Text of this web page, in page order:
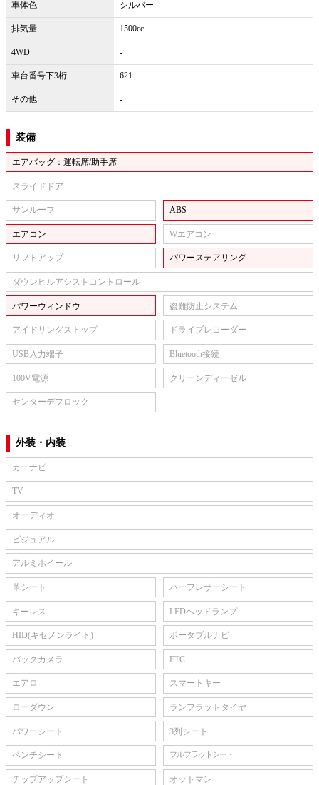
車体色 シルバー
排気量 1500cc
4WD -
車台番号下3桁 621
その他 -
装備
エアバッグ：運転席/助手席
スライドドア
サンルーフ ABS
エアコン Wエアコン
リフトアップ パワーステアリング
ダウンヒルアシストコントロール
パワーウィンドウ 盗難防止システム
アイドリングストップ ドライブレコーダー
USB入力端子 Bluetooth接続
100V電源 クリーンディーゼル
センターデフロック
外装・内装
カーナビ
TV
オーディオ
ビジュアル
アルミホイール
革シート ハーフレザーシート
キーレス LEDヘッドランプ
HID(キセノンライト) ポータブルナビ
バックカメラ ETC
エアロ スマートキー
ローダウン ランフラットタイヤ
パワーシート 3列シート
ベンチシート フルフラットシート
チップアップシート オットマン